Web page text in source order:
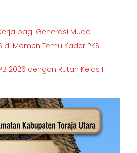
bagi Generasi Muda
di Momen Temu Kader PKS
2026 dengan Rutan Kelas I